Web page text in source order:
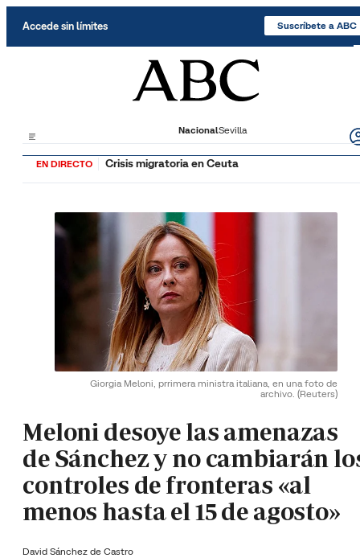
Accede sin límites Suscríbete a ABC
NacionalSevilla
EN DIRECTO Crisis migratoria en Ceuta
Giorgia Meloni, prrimera ministra italiana, en una foto de
archivo. (Reuters)
Meloni desoye las amenazas
de Sánchez y no cambiarán
controles de fronteras «al
menos hasta el 15 de agosto»
David Sánchez de Castro